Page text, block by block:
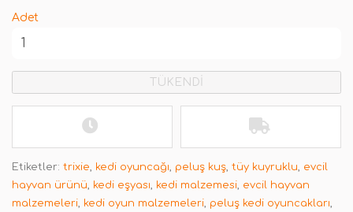
Adet
TÜKENDİ
Etiketler: trixie, kedi oyuncağı, peluş kuş, tüy kuyruklu, evcil
hayvan ürünü, kedi eşyası, kedi malzemesi, evcil hayvan
malzemeleri, kedi oyun malzemeleri, peluş kedi oyuncakları,